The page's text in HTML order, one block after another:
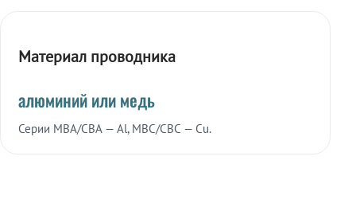
Материал проводника
алюминий или медь
Серии МВА/СВА — Al, МВС/СВС — Cu.